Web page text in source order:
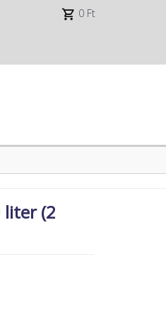
0 Ft
liter (2